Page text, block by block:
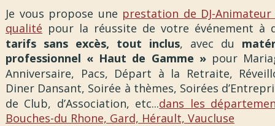
Je vous propose une prestation de DJ-Animateur
qualité pour la réussite de votre événement à
tarifs sans excès, tout inclus, avec du
professionnel « Haut de Gamme » pour
Anniversaire, Pacs, Départ à la Retraite,
Diner Dansant, Soirée à thèmes, Soirées
de Club, d’Association, etc...dans les
Bouches-du Rhone, Gard, Hérault, Vaucluse